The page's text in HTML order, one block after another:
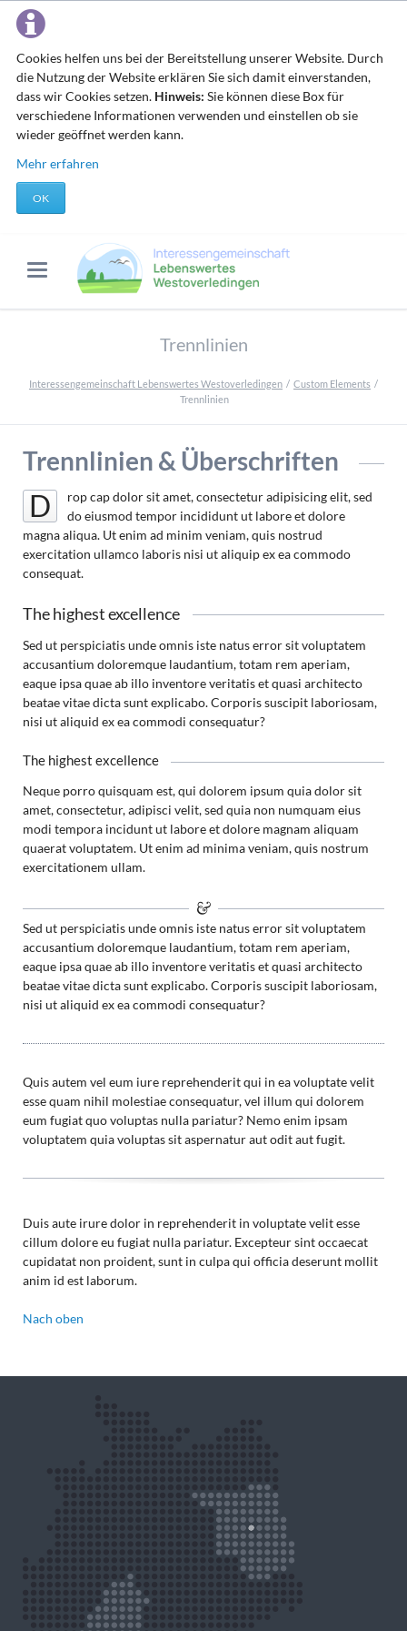
Cookies helfen uns bei der Bereitstellung unserer Website. Durch
die Nutzung der Website erklären Sie sich damit einverstanden,
dass wir Cookies setzen. Hinweis: Sie können diese Box für
verschiedene Informationen verwenden und einstellen ob sie
wieder geöffnet werden kann.
Mehr erfahren
OK
Trennlinien
Interessengemeinschaft Lebenswertes Westoverledingen
Custom Elements
Trennlinien
Trennlinien & Überschriften
D
rop cap dolor sit amet, consectetur adipisicing elit, sed
do eiusmod tempor incididunt ut labore et dolore
magna aliqua. Ut enim ad minim veniam, quis nostrud
exercitation ullamco laboris nisi ut aliquip ex ea commodo
consequat.
The highest excellence
Sed ut perspiciatis unde omnis iste natus error sit voluptatem
accusantium doloremque laudantium, totam rem aperiam,
eaque ipsa quae ab illo inventore veritatis et quasi architecto
beatae vitae dicta sunt explicabo. Corporis suscipit laboriosam,
nisi ut aliquid ex ea commodi consequatur?
The highest excellence
Neque porro quisquam est, qui dolorem ipsum quia dolor sit
amet, consectetur, adipisci velit, sed quia non numquam eius
modi tempora incidunt ut labore et dolore magnam aliquam
quaerat voluptatem. Ut enim ad minima veniam, quis nostrum
exercitationem ullam.
Sed ut perspiciatis unde omnis iste natus error sit voluptatem
accusantium doloremque laudantium, totam rem aperiam,
eaque ipsa quae ab illo inventore veritatis et quasi architecto
beatae vitae dicta sunt explicabo. Corporis suscipit laboriosam,
nisi ut aliquid ex ea commodi consequatur?
Quis autem vel eum iure reprehenderit qui in ea voluptate velit
esse quam nihil molestiae consequatur, vel illum qui dolorem
eum fugiat quo voluptas nulla pariatur? Nemo enim ipsam
voluptatem quia voluptas sit aspernatur aut odit aut fugit.
Duis aute irure dolor in reprehenderit in voluptate velit esse
cillum dolore eu fugiat nulla pariatur. Excepteur sint occaecat
cupidatat non proident, sunt in culpa qui officia deserunt mollit
anim id est laborum.
Nach oben